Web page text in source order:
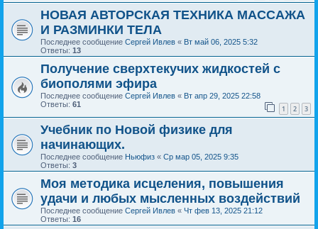
НОВАЯ АВТОРСКАЯ ТЕХНИКА МАССАЖА
И РАЗМИНКИ ТЕЛА
Последнее сообщение Сергей Ивлев « Вт май 06, 2025 5:32
Ответы: 13
Получение сверхтекучих жидкостей с
биополями эфира
Последнее сообщение Сергей Ивлев « Вт апр 29, 2025 22:58
Ответы: 61 1 2 3
Учебник по Новой физике для
начинающих.
Последнее сообщение Ньюфиз « Ср мар 05, 2025 9:35
Ответы: 3
Моя методика исцеления, повышения
удачи и любых мысленных воздействий
Последнее сообщение Сергей Ивлев « Чт фев 13, 2025 21:12
Ответы: 16